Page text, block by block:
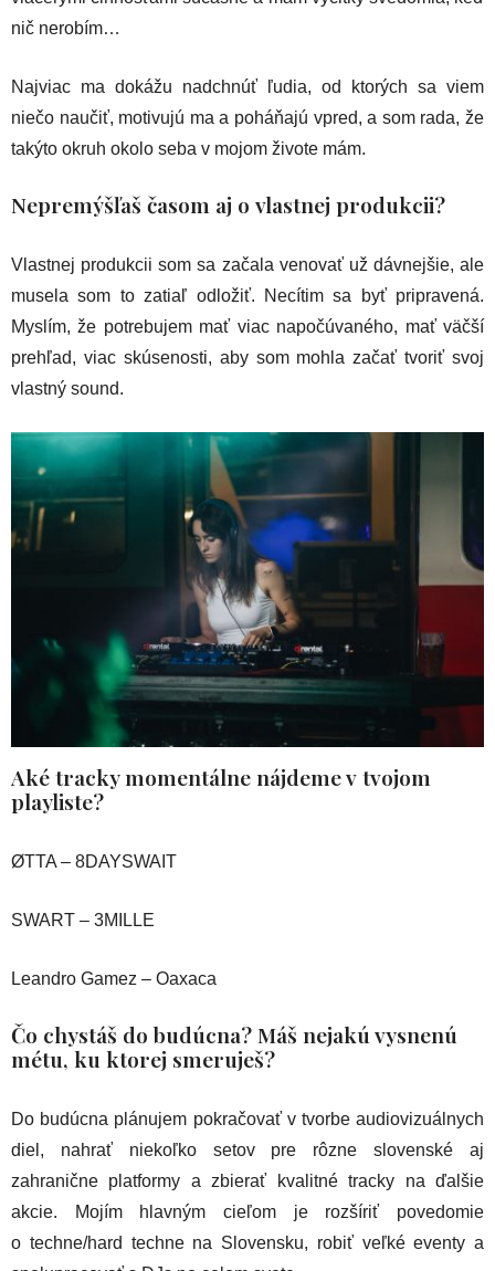
nič nerobím…
Najviac ma dokážu nadchnúť ľudia, od ktorých sa viem
niečo naučiť, motivujú ma a poháňajú vpred, a som rada, že
takýto okruh okolo seba v mojom živote mám.
Nepremýšľaš časom aj o vlastnej produkcii?
Vlastnej produkcii som sa začala venovať už dávnejšie, ale
musela som to zatiaľ odložiť. Necítim sa byť pripravená.
Myslím, že potrebujem mať viac napočúvaného, mať väčší
prehľad, viac skúsenosti, aby som mohla začať tvoriť svoj
vlastný sound.
Aké tracky momentálne nájdeme v tvojom
playliste?
ØTTA – 8DAYSWAIT
SWART – 3MILLE
Leandro Gamez – Oaxaca
Čo chystáš do budúcna? Máš nejakú vysnenú
métu, ku ktorej smeruješ?
Do budúcna plánujem pokračovať v tvorbe audiovizuálnych
diel, nahrať niekoľko setov pre rôzne slovenské aj
zahranične platformy a zbierať kvalitné tracky na ďalšie
akcie. Mojím hlavným cieľom je rozšíriť povedomie
o techne/hard techne na Slovensku, robiť veľké eventy a